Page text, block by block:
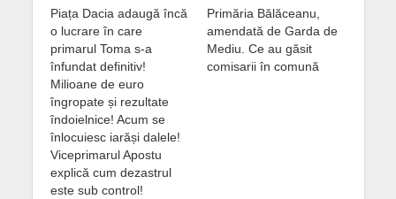
Piața Dacia adaugă încă
o lucrare în care
primarul Toma s-a
înfundat definitiv!
Milioane de euro
îngropate și rezultate
îndoielnice! Acum se
înlocuiesc iarăși dalele!
Viceprimarul Apostu
explică cum dezastrul
este sub control!
Primăria Bălăceanu,
amendată de Garda de
Mediu. Ce au găsit
comisarii în comună